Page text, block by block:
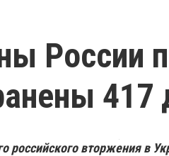
России
417
российского вторжения в